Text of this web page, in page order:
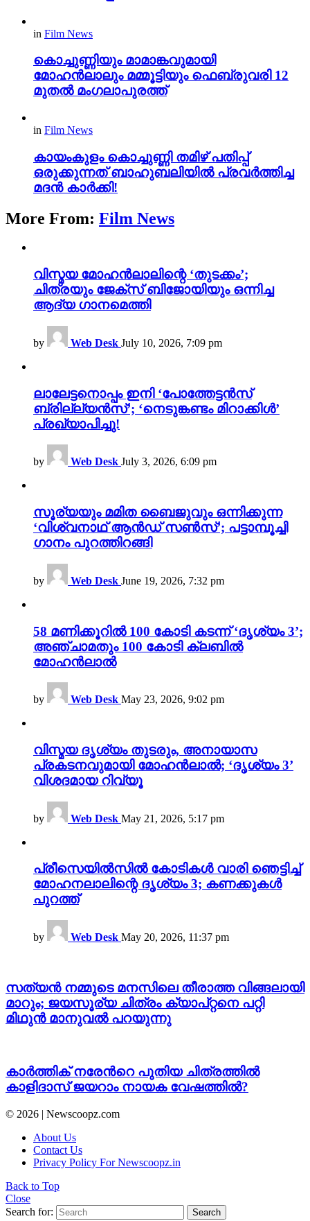
in Film News
കൊച്ചുണ്ണിയും മാമാങ്കവുമായി
മോഹൻലാലും മമ്മൂട്ടിയും ഫെബ്രുവരി 12
മുതൽ മംഗലാപുരത്ത്
in Film News
കായംകുളം കൊച്ചുണ്ണി തമിഴ് പതിപ്പ്
ഒരുക്കുന്നത് ബാഹുബലിയില്‍ പ്രവര്‍ത്തിച്ച
മദന്‍ കാര്‍ക്കി!
More From: Film News
വിസ്മയ മോഹൻലാലിന്റെ ‘തുടക്കം’;
ചിത്രയും ജേക്സ് ബിജോയിയും ഒന്നിച്ച
ആദ്യ ഗാനമെത്തി
by Web Desk July 10, 2026, 7:09 pm
ലാലേട്ടനൊപ്പം ഇനി ‘പോത്തേട്ടൻസ്
ബ്രില്ല്യൻസ്’; ‘നെടുങ്കണ്ടം മിറാക്കിൾ’
പ്രഖ്യാപിച്ചു!
by Web Desk July 3, 2026, 6:09 pm
സൂര്യയും മമിത ബൈജുവും ഒന്നിക്കുന്ന
‘വിശ്വനാഥ് ആൻഡ് സൺസ്’; പട്ടാമ്പൂച്ചി
ഗാനം പുറത്തിറങ്ങി
by Web Desk June 19, 2026, 7:32 pm
58 മണിക്കൂറിൽ 100 കോടി കടന്ന് ‘ദൃശ്യം 3’;
അഞ്ചാമതും 100 കോടി ക്ലബിൽ
മോഹൻലാൽ
by Web Desk May 23, 2026, 9:02 pm
വിസ്മയ ദൃശ്യം തുടരും, അനായാസ
പ്രകടനവുമായി മോഹൻലാൽ; ‘ദൃശ്യം 3’
വിശദമായ റിവ്യൂ
by Web Desk May 21, 2026, 5:17 pm
പ്രീസെയിൽസിൽ കോടികൾ വാരി ഞെട്ടിച്ച്
മോഹനലാലിന്റെ ദൃശ്യം 3; കണക്കുകൾ
പുറത്ത്
by Web Desk May 20, 2026, 11:37 pm
സത്യൻ നമ്മുടെ മനസിലെ തീരാത്ത വിങ്ങലായി
മാറും; ജയസൂര്യ ചിത്രം ക്യാപ്റ്റനെ പറ്റി
മിഥുൻ മാനുവൽ പറയുന്നു
കാര്‍ത്തിക് നരേന്‍റെ പുതിയ ചിത്രത്തിൽ
കാളിദാസ് ജയറാം നായക വേഷത്തിൽ?
© 2026 | Newscoopz.com
About Us
Contact Us
Privacy Policy For Newscoopz.in
Back to Top
Close
Search for:
Search